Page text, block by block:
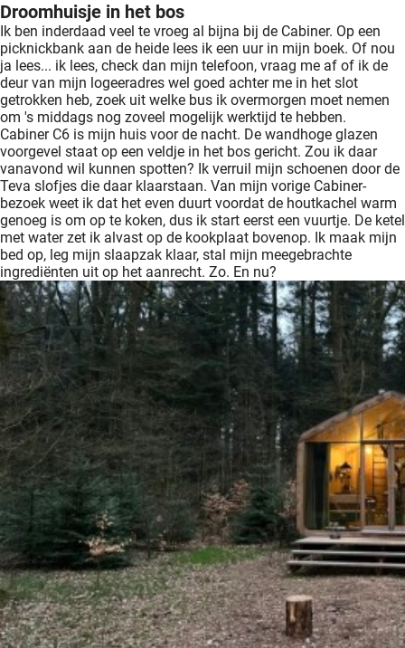
Droomhuisje in het bos
Ik ben inderdaad veel te vroeg al bijna bij de Cabiner. Op een
picknickbank aan de heide lees ik een uur in mijn boek. Of nou
ja lees... ik lees, check dan mijn telefoon, vraag me af of ik de
deur van mijn logeeradres wel goed achter me in het slot
getrokken heb, zoek uit welke bus ik overmorgen moet nemen
om 's middags nog zoveel mogelijk werktijd te hebben.
Cabiner C6 is mijn huis voor de nacht. De wandhoge glazen
voorgevel staat op een veldje in het bos gericht. Zou ik daar
vanavond wil kunnen spotten? Ik verruil mijn schoenen door de
Teva slofjes die daar klaarstaan. Van mijn vorige Cabiner-
bezoek weet ik dat het even duurt voordat de houtkachel warm
genoeg is om op te koken, dus ik start eerst een vuurtje. De ketel
met water zet ik alvast op de kookplaat bovenop. Ik maak mijn
bed op, leg mijn slaapzak klaar, stal mijn meegebrachte
ingrediënten uit op het aanrecht. Zo. En nu?